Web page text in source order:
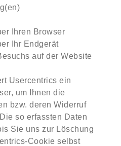
Ihren Browser
Ihr Endgerät
auf der Website
Usercentrics ein
um Ihnen die
bzw. deren Widerruf
so erfassten Daten
Sie uns zur Löschung
Cookie selbst